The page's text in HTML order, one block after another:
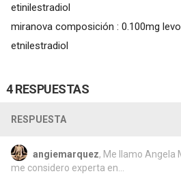
etinilestradiol
miranova composición : 0.100mg
etnilestradiol
4 RESPUESTAS
RESPUESTA
angiemarquez, Me llamo Angela
me considero experta en...